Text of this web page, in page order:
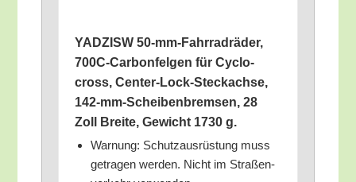
YADZISW 50-mm-Fahr­rad­rä­der,
700C-Car­bon­fel­gen für Cyclo­
cross, Cen­ter-Lock-Steck­ach­se,
142-mm-Schei­ben­brem­sen, 28
Zoll Brei­te, Gewicht 1730 g.
War­nung: Schutz­aus­rüs­tung muss
getra­gen wer­den. Nicht im Stra­ßen­